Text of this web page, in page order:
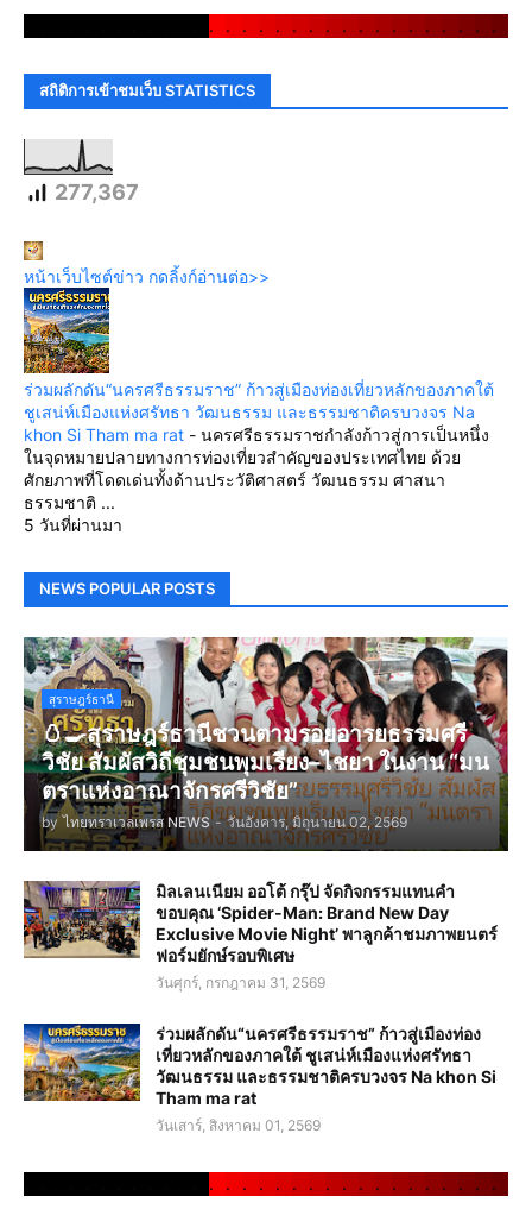
. . . . . . . . . . . . . . . . . .
สถิติการเข้าชมเว็บ STATISTICS
277,367
หน้าเว็บไซต์ข่าว กดลิ้งก์อ่านต่อ>>
ร่วมผลักดัน“นครศรีธรรมราช” ก้าวสู่เมืองท่องเที่ยวหลักของภาคใต้
ชูเสน่ห์เมืองแห่งศรัทธา วัฒนธรรม และธรรมชาติครบวงจร Na
khon Si Tham ma rat - นครศรีธรรมราชกำลังก้าวสู่การเป็นหนึ่ง
ในจุดหมายปลายทางการท่องเที่ยวสำคัญของประเทศไทย ด้วย
ศักยภาพที่โดดเด่นทั้งด้านประวัติศาสตร์ วัฒนธรรม ศาสนา
ธรรมชาติ ...
5 วันที่ผ่านมา
NEWS POPULAR POSTS
สุราษฎร์ธานี
🥚🍳สุราษฎร์ธานีชวนตามรอยอารยธรรมศรี
วิชัย สัมผัสวิถีชุมชนพุมเรียง–ไชยา ในงาน “มน
ตราแห่งอาณาจักรศรีวิชัย”
by ไทยทราเวลเพรส NEWS - วันอังคาร, มิถุนายน 02, 2569
มิลเลนเนียม ออโต้ กรุ๊ป จัดกิจกรรมแทนคำ
ขอบคุณ ‘Spider-Man: Brand New Day
Exclusive Movie Night’ พาลูกค้าชมภาพยนตร์
ฟอร์มยักษ์รอบพิเศษ
วันศุกร์, กรกฎาคม 31, 2569
ร่วมผลักดัน“นครศรีธรรมราช” ก้าวสู่เมืองท่อง
เที่ยวหลักของภาคใต้ ชูเสน่ห์เมืองแห่งศรัทธา
วัฒนธรรม และธรรมชาติครบวงจร Na khon Si
Tham ma rat
วันเสาร์, สิงหาคม 01, 2569
. . . . . . . . . . . . . . . . . .